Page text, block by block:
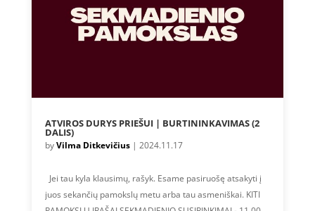
ATVIROS DURYS PRIEŠUI | BURTININKAVIMAS (2
DALIS)
byVilma Ditkevičius| 2024.11.17
Jei tau kyla klausimų, rašyk. Esame pasiruošę atsakyti į
juos sekančių pamokslų metu arba tau asmeniškai. KITI